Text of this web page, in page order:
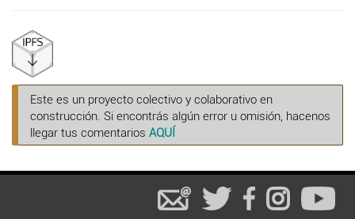
Este es un proyecto colectivo y colaborativo en
construcción. Si encontrás algún error u omisión, hacenos
llegar tus comentarios AQUÍ